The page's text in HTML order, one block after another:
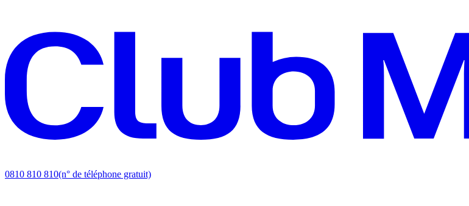
0810 810 810(n° de téléphone gratuit)